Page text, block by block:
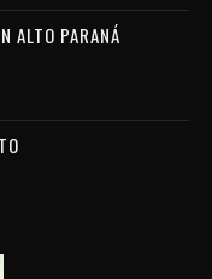
ALTO PARANÁ